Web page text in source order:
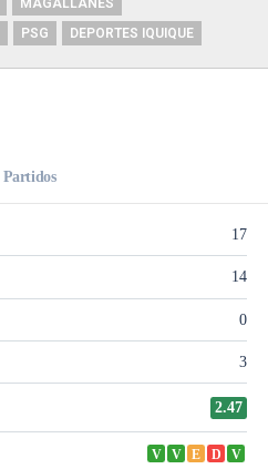
MAGALLANES
PSG DEPORTES IQUIQUE